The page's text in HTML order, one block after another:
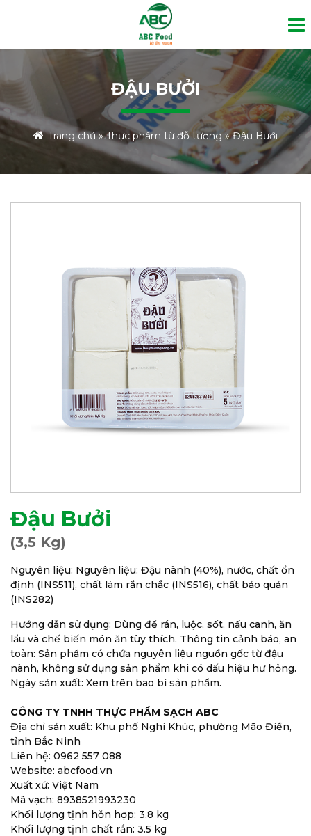
ĐẬU BƯỞI
Trang chủ»Thực phẩm từ đỗ tương»Đậu Bưởi
Đậu Bưởi
(3,5 Kg)
Nguyên liệu: Nguyên liệu: Đậu nành (40%), nước, chất ổn
định (INS511), chất làm rắn chắc (INS516), chất bảo quản
(INS282)
Hướng dẫn sử dụng: Dùng để rán, luộc, sốt, nấu canh, ăn
lẩu và chế biến món ăn tùy thích. Thông tin cảnh báo, an
toàn: Sản phẩm có chứa nguyên liệu nguồn gốc từ đậu
nành, không sử dụng sản phẩm khi có dấu hiệu hư hỏng.
Ngày sản xuất: Xem trên bao bì sản phẩm.
CÔNG TY TNHH THỰC PHẨM SẠCH ABC
Địa chỉ sản xuất: Khu phố Nghi Khúc, phường Mão Điền,
tỉnh Bắc Ninh
Liên hệ: 0962 557 088
Website: abcfood.vn
Xuất xứ: Việt Nam
Mã vạch: 8938521993230
Khối lượng tịnh hỗn hợp: 3.8 kg
Khối lượng tịnh chất rắn: 3.5 kg